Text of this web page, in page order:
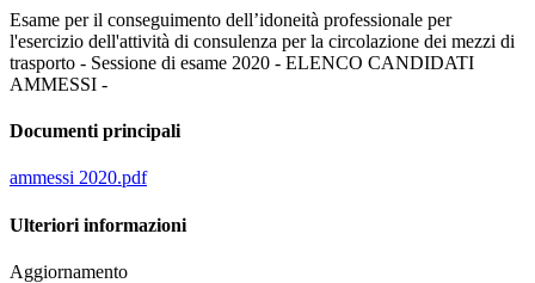
Esame per il conseguimento dell’idoneità professionale per
l'esercizio dell'attività di consulenza per la circolazione dei mezzi di
trasporto - Sessione di esame 2020 - ELENCO CANDIDATI
AMMESSI -
Documenti principali
ammessi 2020.pdf
Ulteriori informazioni
Aggiornamento